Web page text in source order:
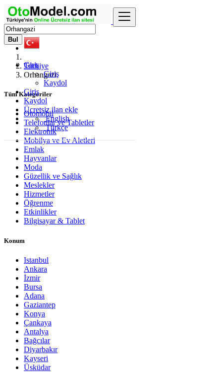
Giriş
Giriş
Kaydol
Giriş
Kaydol
Ücretsiz ilan ekle
English
Türkçe
Bul
Türkiye
Orhangazi
Tüm Kategoriler
Otomobil
Telefonlar ve Tabletler
Elektronik
Mobilya ve Ev Aletleri
Emlak
Hayvanlar
Moda
Güzellik ve Sağlık
Meslekler
Hizmetler
Öğrenme
Etkinlikler
Bilgisayar & Tablet
Konum
Istanbul
Ankara
İzmir
Bursa
Adana
Gaziantep
Konya
Çankaya
Antalya
Bağcılar
Diyarbakır
Kayseri
Üsküdar